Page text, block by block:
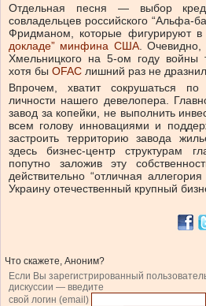
Отдельная песня — выбор
совладельцев российского “Альфа-
Фридманом, которые фигурируют в
докладе” минфина США. Очевидно,
Хмельницкого на 5-ом году
хотя бы OFAC лишний раз не
Впрочем, хватит сокрушаться
личности нашего девелопера.
завод за копейки, не выполнить
всем голову инновациями и
застроить территорию завода
здесь бизнес-центр структурам
попутно заложив эту
действительно “отличная
Украину отечественный крупный
Что скажете, Аноним?
Если Вы зарегистрированный
дискуссии — введите
свой логин (email)